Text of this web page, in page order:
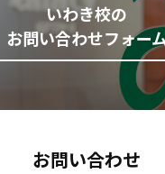
いわき校の
お問い合わせフォー
お問い合わせ